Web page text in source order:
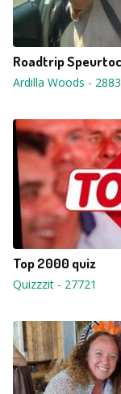
Roadtrip
Ardilla Woods -
Top 2000 quiz
Quizzzit - 27721